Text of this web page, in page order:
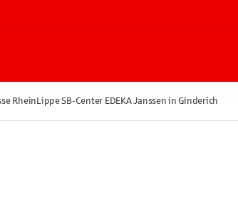
RheinLippe SB-Center EDEKA Janssen in Ginderich